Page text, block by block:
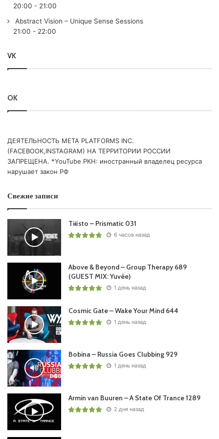
Понравился выпуск?
20:00 - 21:00
Abstract Vision – Unique Sense Sessions
21:00 - 22:00
VK
OK
ДЕЯТЕЛЬНОСТЬ МЕТА PLATFORMS INC.
(FACEBOOK,INSTAGRAM) НА ТЕРРИТОРИИ РОССИИ
ЗАПРЕЩЕНА. *YouTube РКН: иностранный владелец ресурса
нарушает закон РФ
Свежие записи
Tiësto – Prismatic 031
6 часов назад
Above & Beyond – Group Therapy 689
(GUEST MIX: Yuvèe)
1 день назад
Cosmic Gate – Wake Your Mind 644
1 день назад
Bobina – Russia Goes Clubbing 929
1 день назад
Armin van Buuren – A State Of Trance 1289
2 дня назад